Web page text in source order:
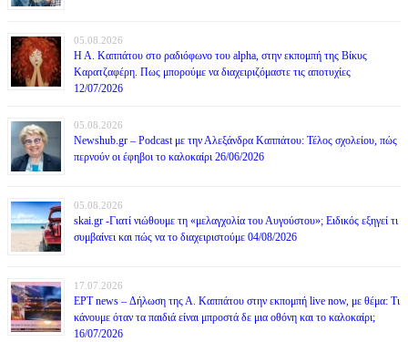
05.08.2026
Η Α. Καππάτου στο ραδιόφωνο του alpha, στην εκπομπή της Βίκυς
Καρατζαφέρη. Πως μπορούμε να διαχειριζόμαστε τις αποτυχίες
12/07/2026
05.08.2026
Newshub.gr – Podcast με την Αλεξάνδρα Καππάτου: Τέλος σχολείου, πώς
περνούν οι έφηβοι το καλοκαίρι 26/06/2026
05.08.2026
skai.gr -Γιατί νιώθουμε τη «μελαγχολία του Αυγούστου»; Ειδικός εξηγεί τι
συμβαίνει και πώς να το διαχειριστούμε 04/08/2026
17.07.2026
ΕΡΤ news – Δήλωση της Α. Καππάτου στην εκπομπή live now, με θέμα: Τι
κάνουμε όταν τα παιδιά είναι μπροστά δε μια οθόνη και το καλοκαίρι;
16/07/2026